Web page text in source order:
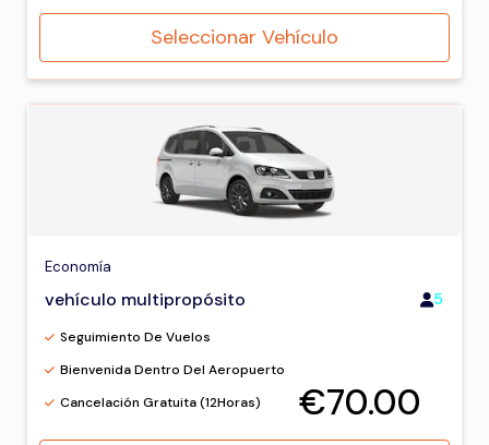
Seleccionar Vehículo
Economía
vehículo multipropósito 5
Seguimiento De Vuelos
Bienvenida Dentro Del Aeropuerto
Cancelación Gratuita (12Horas)
€70.00